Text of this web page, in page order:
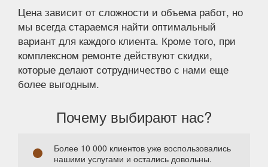
Цена зависит от сложности и объема работ, но
мы всегда стараемся найти оптимальный
вариант для каждого клиента. Кроме того, при
комплексном ремонте действуют скидки,
которые делают сотрудничество с нами еще
более выгодным.
Почему выбирают нас?
Более 10 000 клиентов уже воспользовались
нашими услугами и остались довольны.